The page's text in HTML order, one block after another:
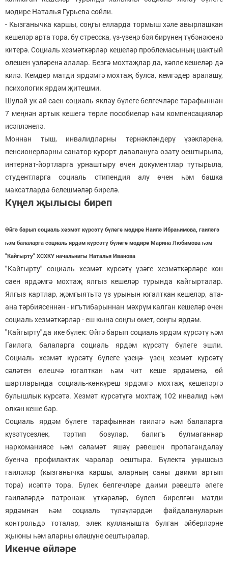
мөдире Наталья Гурьева сөйли.
- Кызганычка каршы, соңгы елларда тормыш хәле авырлашкан
кешеләр арта тора, бу стресска, үз-үзеңә бәя бирүнең түбәнәюенә
китерә. Социаль хезмәткәрләр кешеләр проблемасының шактый
өлешен үзләренә алалар. Безгә мохтаҗлар да, хәлле кешеләр дә
килә. Кемдер матди ярдәмгә мохтаҗ булса, кемгәдер аралашу,
психологик ярдәм җитешми.
Шулай ук ай саен социаль яклау бүлеге белгечләре тарафыннан
7 меңнән артык кешегә төрле пособиеләр һәм компенсацияләр
исәпләнелә.
Моннан тыш, инвалидларны тернәкләндерү үзәкләренә,
пенсионерларны санатор-курорт дәвалануга озату оештырыла,
интернат-йортларга урнаштыру өчен документлар тутырыла,
студентларга социаль стипендия алу өчен һәм башка
максатларда белешмәләр бирелә.
Күңел җылысы биреп
Өйгә барып социаль хезмәт күрсәтү бүлеге мөдире Наилә Ибраһимова, гаиләгә
һәм балаларга социаль ярдәм күрсәтү бүлеге мөдире Марина Любимова һәм
"Кайгырту" ХСХКҮ начальнигы Наталья Иванова
"Кайгырту" социаль хезмәт күрсәтү үзәге хезмәткәрләре көн
саен ярдәмгә мохтаҗ ялгыз кешеләр турында кайгырталар.
Ялгыз картлар, җәмгыятьтә үз урынын югалткан кешеләр, ата-
ана тәрбиясеннән - игътибарыннан мәхрүм калган кешеләр өчен
социаль хезмәткәрләр - еш кына соңгы өмет, соңгы ярдәм.
"Кайгырту"да ике бүлек: Өйгә барып социаль ярдәм күрсәтү һәм
Гаиләгә, балаларга социаль ярдәм күрсәтү бүлеге эшли.
Социаль хезмәт күрсәтү бүлеге үзеңә- үзең хезмәт күрсәтү
сәләтен өлешчә югалткан һәм чит кеше ярдәменә, өй
шартларында социаль-көнкүреш ярдәмгә мохтаҗ кешеләргә
булышлык күрсәтә. Хезмәт күрсәтүгә мохтаҗ 102 инвалид һәм
өлкән кеше бар.
Социаль ярдәм бүлеге тарафыннан гаиләгә һәм балаларга
күзәтүсезлек, тәртип бозулар, балигъ булмаганнар
наркоманиясе һәм сәламәт яшәү рәвешен пропагандалау
буенча профилактик чаралар оештыра. Бүлектә уңышсыз
гаиләләр (кызганычка каршы, аларның саны даими артып
тора) исәптә тора. Бүлек белгечләре даими рәвештә әлеге
гаиләләрдә патронаж үткәрәләр, бүлеп бирелгән матди
ярдәмнән һәм социаль түләүләрдән файдалануларын
контрольдә тоталар, элек кулланышта булган әйберләрне
җыюны һәм аларны өләшүне оештыралар.
Икенче өйләре